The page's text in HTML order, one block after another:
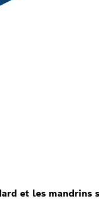
et les mandrins